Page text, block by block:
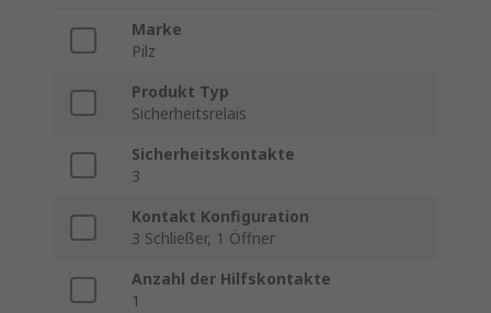
Marke
Pilz
Produkt Typ
Sicherheitsrelais
Sicherheitskontakte
3
Kontakt Konfiguration
3 Schließer, 1 Öffner
Anzahl der Hilfskontakte
1